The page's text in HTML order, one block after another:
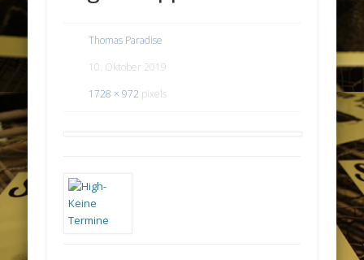
Thomas Paradise
10. Oktober 2019
1728 × 972 pixels